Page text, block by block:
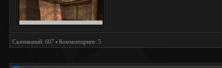
Скачиваний: 607 ▪ Комментариев: 5